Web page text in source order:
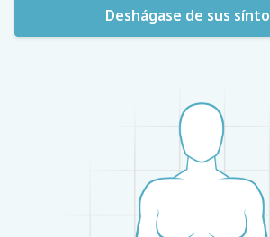
Deshágase de sus